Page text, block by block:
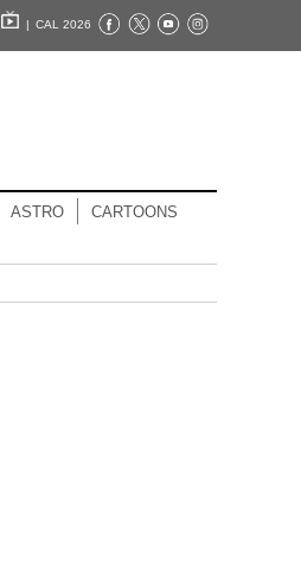
| CAL 2026
ASTRO CARTOONS